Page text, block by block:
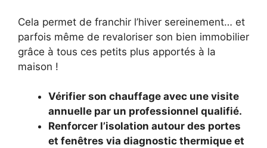
Cela permet de franchir l’hiver sereinement… et
parfois même de revaloriser son bien immobilier
grâce à tous ces petits plus apportés à la
maison !
Vérifier son chauffage avec une visite
annuelle par un professionnel qualifié.
Renforcer l’isolation autour des portes
et fenêtres via diagnostic thermique et